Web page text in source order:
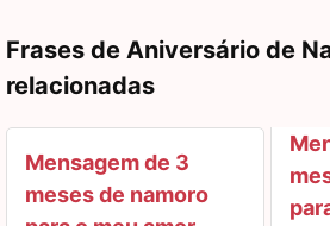
Frases de Aniversário de
relacionadas
Mensagem de 3
meses de namoro